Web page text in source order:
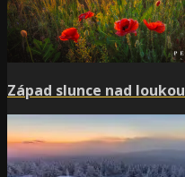
Západ slunce nad loukou